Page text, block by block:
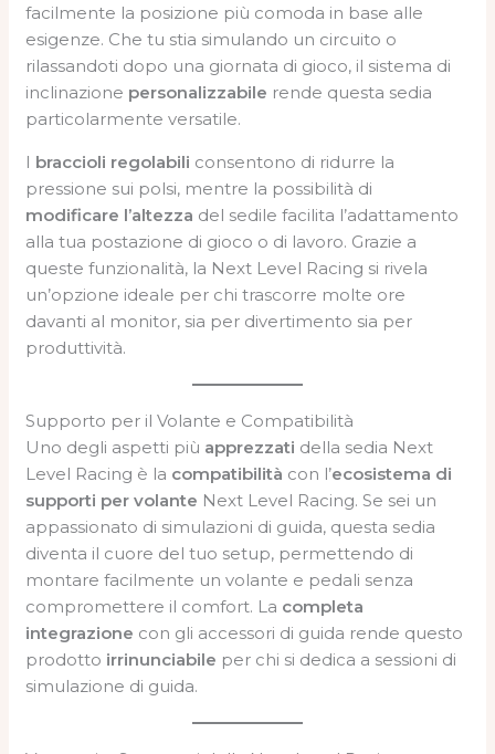
facilmente la posizione più comoda in base alle
esigenze. Che tu stia simulando un circuito o
rilassandoti dopo una giornata di gioco, il sistema di
inclinazione personalizzabile rende questa sedia
particolarmente versatile.
I braccioli regolabili consentono di ridurre la
pressione sui polsi, mentre la possibilità di
modificare l’altezza del sedile facilita l’adattamento
alla tua postazione di gioco o di lavoro. Grazie a
queste funzionalità, la Next Level Racing si rivela
un’opzione ideale per chi trascorre molte ore
davanti al monitor, sia per divertimento sia per
produttività.
Supporto per il Volante e Compatibilità
Uno degli aspetti più apprezzati della sedia Next
Level Racing è la compatibilità con l’ecosistema di
supporti per volante Next Level Racing. Se sei un
appassionato di simulazioni di guida, questa sedia
diventa il cuore del tuo setup, permettendo di
montare facilmente un volante e pedali senza
compromettere il comfort. La completa
integrazione con gli accessori di guida rende questo
prodotto irrinunciabile per chi si dedica a sessioni di
simulazione di guida.